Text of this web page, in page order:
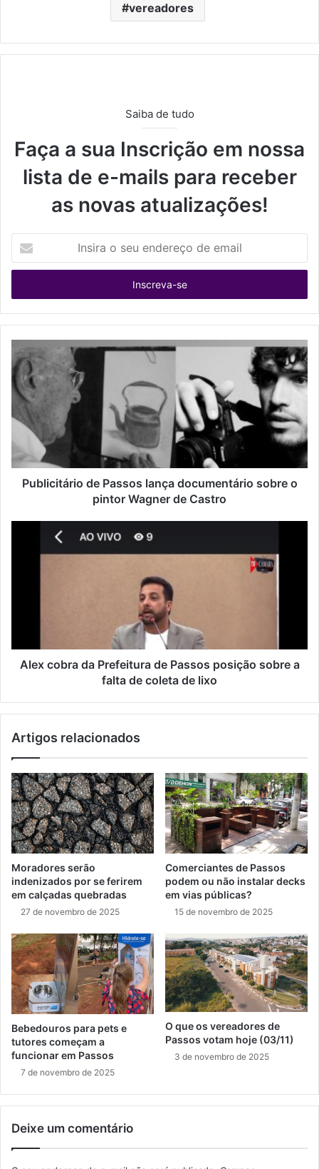
vereadores
Saiba de tudo
Faça a sua Inscrição em nossa
lista de e-mails para receber
as novas atualizações!
s
r
a
e
u
e
d
Publicitário de Passos lança documentário sobre o
pintor Wagner de Castro
Alex cobra da Prefeitura de Passos posição sobre a
falta de coleta de lixo
Artigos relacionados
Moradores serão
indenizados por se ferirem
em calçadas quebradas
27 de novembro de 2025
Comerciantes de Passos
podem ou não instalar decks
em vias públicas?
15 de novembro de 2025
Bebedouros para pets e
tutores começam a
funcionar em Passos
7 de novembro de 2025
O que os vereadores de
Passos votam hoje (03/11)
3 de novembro de 2025
Deixe um comentário